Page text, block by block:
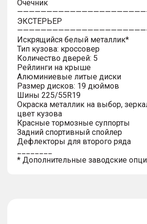
Очечник
ЭКСТЕРЬЕР
Искрящийся белый металлик*
Тип кузова: кроссовер
Количество дверей: 5
Рейлинги на крыше
Алюминиевые литые диски
Размер дисков: 19 дюймов
Шины 225/55R19
Окраска металлик на выбор,
цвет кузова
Красные тормозные суппорты
Задний спортивный спойлер
Дефлекторы для второго ряда
* Дополнительные заводские